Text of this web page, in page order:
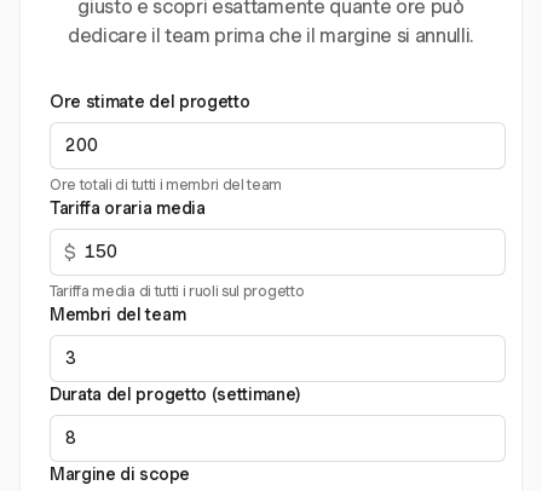
giusto e scopri esattamente quante ore può
dedicare il team prima che il margine si annulli.
Ore stimate del progetto
Ore totali di tutti i membri del team
Tariffa oraria media
$
Tariffa media di tutti i ruoli sul progetto
Membri del team
Durata del progetto (settimane)
Margine di scope